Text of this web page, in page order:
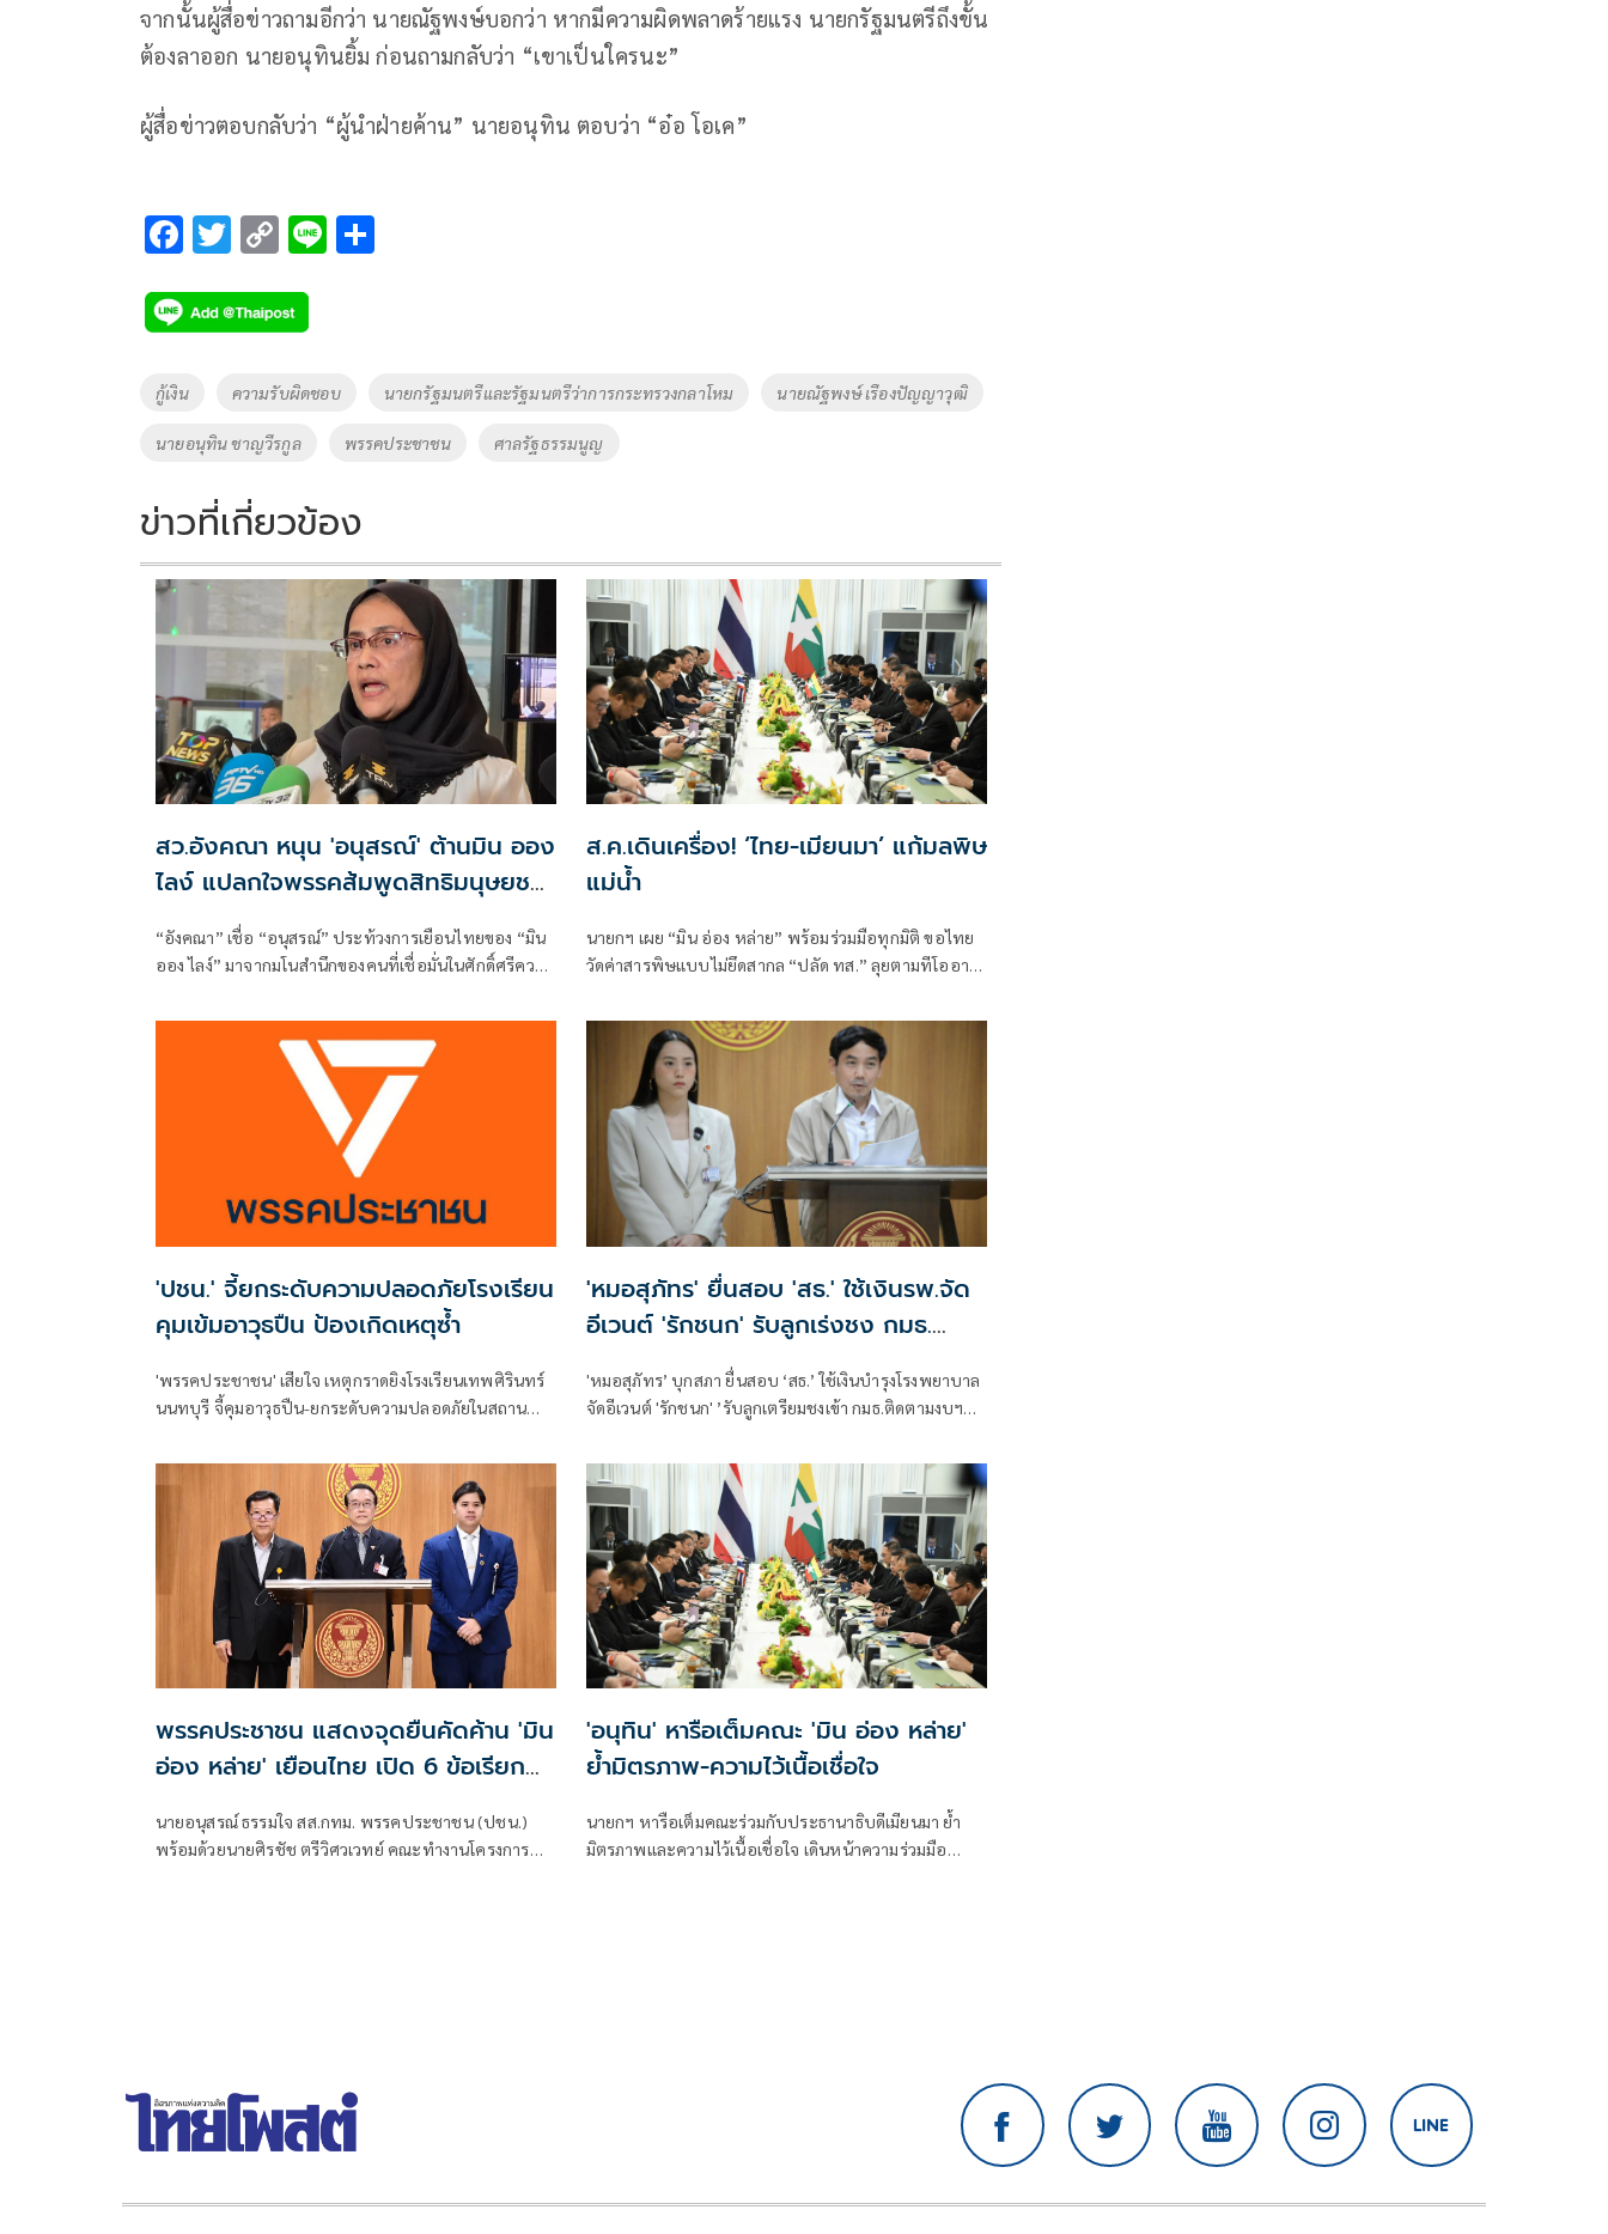
จากนั้นผู้สื่อข่าวถามอีกว่า นายณัฐพงษ์บอกว่า หากมีความผิดพลาดร้ายแรง นายกรัฐมนตรีถึงขั้น
ต้องลาออก นายอนุทินยิ้ม ก่อนถามกลับว่า “เขาเป็นใครนะ”
ผู้สื่อข่าวตอบกลับว่า “ผู้นำฝ่ายค้าน” นายอนุทิน ตอบว่า “อ๋อ โอเค”
F
e
b
o
k
T
tt
er
C
p
y
Li
k
Li
Tags
กู้เงิน ความรับผิดชอบ นายกรัฐมนตรีและรัฐมนตรีว่าการกระทรวงกลาโหม นายณัฐพงษ์ เรืองปัญญาวุฒิ
นายอนุทิน ชาญวีรกูล พรรคประชาชน ศาลรัฐธรรมนูญ
ข่าวที่เกี่ยวข้อง
สว.อังคณา หนุน 'อนุสรณ์' ต้านมิน ออง
ไลง์ แปลกใจพรรคส้มพูดสิทธิมนุษยชน
แต่กลับเงียบ
“อังคณา” เชื่อ “อนุสรณ์” ประท้วงการเยือนไทยของ “มิน
ออง ไลง์” มาจากมโนสำนึกของคนที่เชื่อมั่นในศักดิ์ศรีความ
ส.ค.เดินเครื่อง! ‘ไทย-เมียนมา’ แก้มลพิษ
แม่นํ้า
นายกฯ เผย “มิน อ่อง หล่าย” พร้อมร่วมมือทุกมิติ ขอไทย
วัดค่าสารพิษแบบไม่ยึดสากล “ปลัด ทส.” ลุยตามทีโออาร์
ยุทธศาสตร์การทูตไทยบนเวทีโลก
'ปชน.' จี้ยกระดับความปลอดภัยโรงเรียน
คุมเข้มอาวุธปืน ป้องเกิดเหตุซ้ำ
'พรรคประชาชน' เสียใจ เหตุกราดยิงโรงเรียนเทพศิรินทร์
นนทบุรี จี้คุมอาวุธปืน-ยกระดับความปลอดภัยในสถาน
'หมอสุภัทร' ยื่นสอบ 'สธ.' ใช้เงินรพ.จัด
อีเวนต์ 'รักชนก' รับลูกเร่งชง กมธ.
'หมอสุภัทร’ บุกสภา ยื่นสอบ ‘สธ.’ ใช้เงินบำรุงโรงพยาบาล
จัดอีเวนต์ 'รักชนก' ’รับลูกเตรียมชงเข้า กมธ.ติดตามงบฯ
พรรคประชาชน แสดงจุดยืนคัดค้าน 'มิน
อ่อง หล่าย' เยือนไทย เปิด 6 ข้อเรียก
นายอนุสรณ์ ธรรมใจ สส.กทม. พรรคประชาชน (ปชน.)
พร้อมด้วยนายศิรชัช ตรีวิศวเวทย์ คณะทำงานโครงการ
'อนุทิน' หารือเต็มคณะ 'มิน อ่อง หล่าย'
ย้ำมิตรภาพ-ความไว้เนื้อเชื่อใจ
นายกฯ หารือเต็มคณะร่วมกับประธานาธิบดีเมียนมา ย้ำ
มิตรภาพและความไว้เนื้อเชื่อใจ เดินหน้าความร่วมมือ